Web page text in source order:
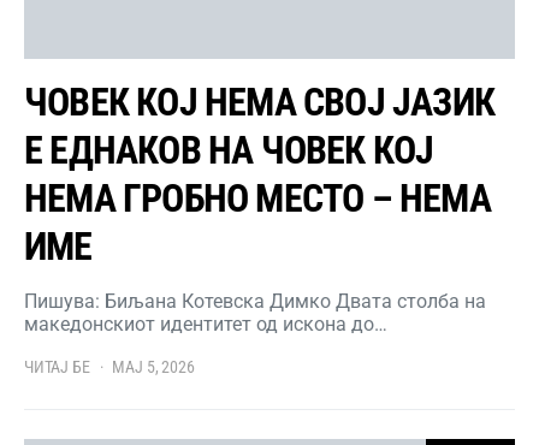
ЧОВЕК КОЈ НЕМА СВОЈ ЈАЗИК
Е ЕДНАКОВ НА ЧОВЕК КОЈ
НЕМА ГРОБНО МЕСТО – НЕМА
ИМЕ
Пишува: Биљана Котевска Димко Двата столба на
македонскиот идентитет од искона до…
ЧИТАЈ БЕ МАЈ 5, 2026